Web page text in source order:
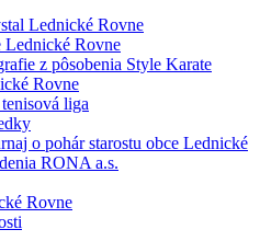
Lednické Rovne
Lednické Rovne
z pôsobenia Style Karate
Rovne
liga
o pohár starostu obce Lednické
RONA a.s.
Rovne